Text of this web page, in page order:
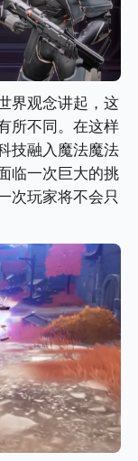
界观念讲起，这
所不同。在这样
技融入魔法魔法
临一次巨大的挑
次玩家将不会只